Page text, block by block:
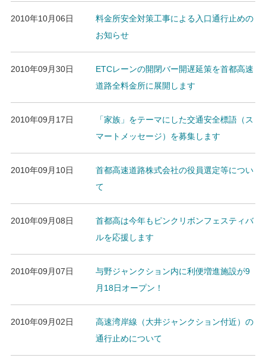
2010年10月06日
料金所安全対策工事による入口通行止めの
お知らせ
2010年09月30日
ETCレーンの開閉バー開遅延策を首都高速
道路全料金所に展開します
2010年09月17日
「家族」をテーマにした交通安全標語（ス
マートメッセージ）を募集します
2010年09月10日
首都高速道路株式会社の役員選定等につい
て
2010年09月08日
首都高は今年もピンクリボンフェスティバ
ルを応援します
2010年09月07日
与野ジャンクション内に利便増進施設が9
月18日オープン！
2010年09月02日
高速湾岸線（大井ジャンクション付近）の
通行止めについて